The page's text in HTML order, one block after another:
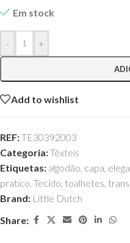
Em stock
- +
Add to wishlist
REF:TE30392003
Categoria:Têxteis
Etiquetas: algodão, capa,
pratico, Tecido, toalhetes,
Brand: Little Dutch
Share: